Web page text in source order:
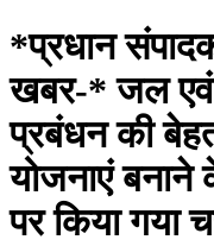
*प्रधान
खबर-* जल एवं
प्रबंधन की
योजनाएं बनाने
पर किया गया